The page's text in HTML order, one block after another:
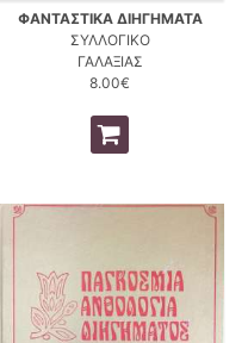
ΦΑΝΤΑΣΤΙΚΑ ΔΙΗΓΗΜΑΤΑ
ΣΥΛΛΟΓΙΚΟ
ΓΑΛΑΞΙΑΣ
8.00€